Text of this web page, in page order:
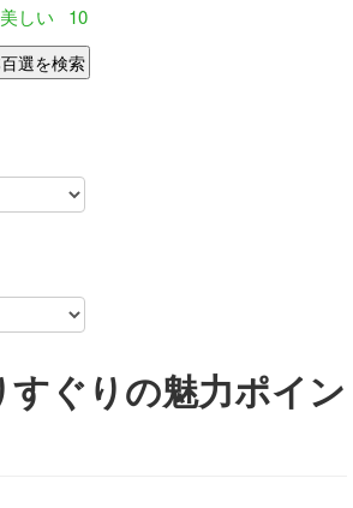
美しい 10
すぐりの魅力ポイン